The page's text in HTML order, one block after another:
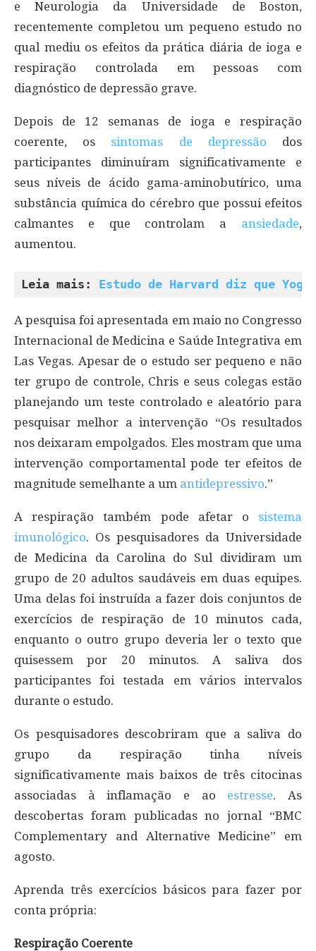
e Neurologia da Universidade de Boston,
recentemente completou um pequeno estudo no
qual mediu os efeitos da prática diária de ioga e
respiração controlada em pessoas com
diagnóstico de depressão grave.
Depois de 12 semanas de ioga e respiração
coerente, os sintomas de depressão dos
participantes diminuíram significativamente e
seus níveis de ácido gama-aminobutírico, uma
substância química do cérebro que possui efeitos
calmantes e que controlam a
ansiedade,
aumentou.
Leia mais: Estudo de Harvard diz que Yoga
A pesquisa foi apresentada em maio no Congresso
Internacional de Medicina e Saúde Integrativa em
Las Vegas. Apesar de o estudo ser pequeno e não
ter grupo de controle, Chris e seus colegas estão
planejando um teste controlado e aleatório para
pesquisar melhor a intervenção “Os resultados
nos deixaram empolgados. Eles mostram que uma
intervenção comportamental pode ter efeitos de
magnitude semelhante a um antidepressivo.”
A respiração também pode afetar o sistema
imunológico. Os pesquisadores da Universidade
de Medicina da Carolina do Sul dividiram um
grupo de 20 adultos saudáveis em duas equipes.
Uma delas foi instruída a fazer dois conjuntos de
exercícios de respiração de 10 minutos cada,
enquanto o outro grupo deveria ler o texto que
quisessem por 20 minutos. A saliva dos
participantes foi testada em vários intervalos
durante o estudo.
Os pesquisadores descobriram que a saliva do
grupo da respiração tinha níveis
significativamente mais baixos de três citocinas
associadas à inflamação e ao estresse. As
descobertas foram publicadas no jornal “BMC
Complementary and Alternative Medicine” em
agosto.
Aprenda três exercícios básicos para fazer por
conta própria:
Respiração Coerente